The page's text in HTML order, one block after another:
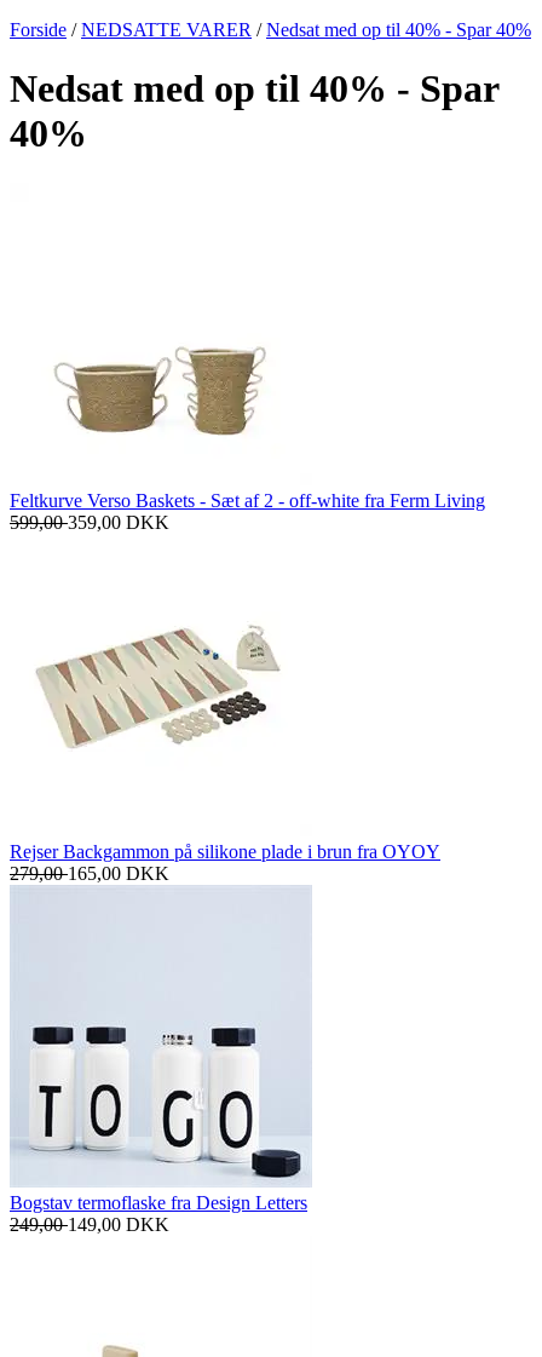
Forside /NEDSATTE VARER /Nedsat med op til 40% - Spar 40%
Nedsat med op til 40% - Spar
40%
Feltkurve Verso Baskets - Sæt af 2 - off-white fra Ferm Living
599,00359,00 DKK
Rejser Backgammon på silikone plade i brun fra OYOY
279,00165,00 DKK
Bogstav termoflaske fra Design Letters
249,00149,00 DKK